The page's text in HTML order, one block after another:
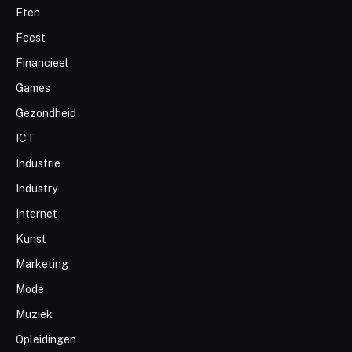
Eten
Feest
Financieel
Games
Gezondheid
ICT
Industrie
Industry
Internet
Kunst
Marketing
Mode
Muziek
Opleidingen